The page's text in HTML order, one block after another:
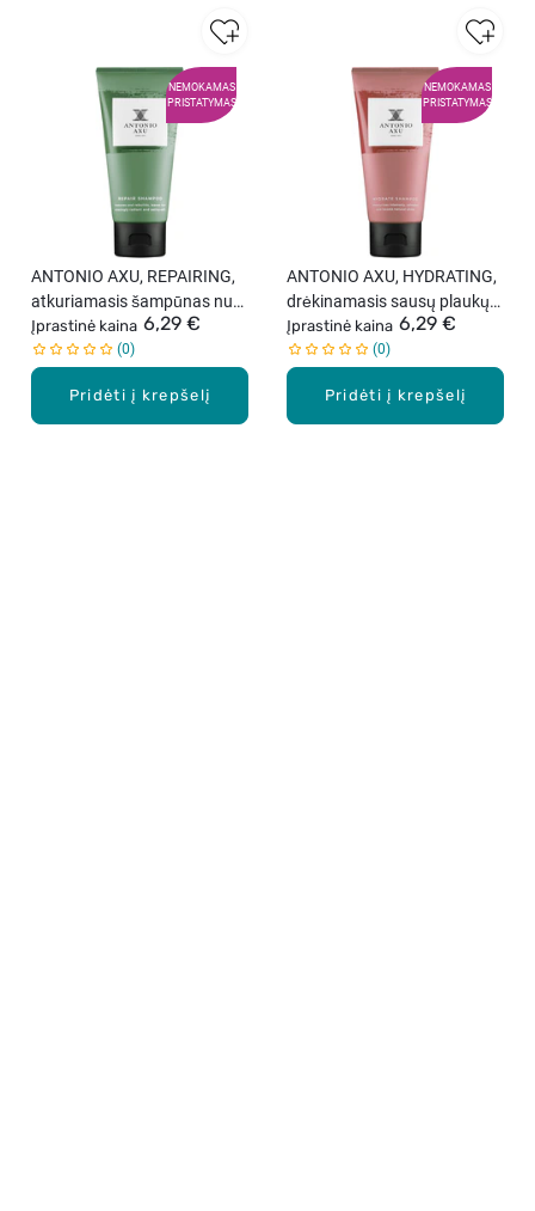
NEMOKAMAS
PRISTATYMAS
Pridėti į krepšelį
ANTONIO AXU, REPAIRING,
atkuriamasis šampūnas nuo
plaukų lūžinėjimo, 60 ml.
Įprastinė kaina 6,29 €
0
NEMOKAMAS
PRISTATYMAS
Pridėti į krepšelį
ANTONIO AXU, HYDRATING,
drėkinamasis sausų plaukų
šampūnas, 60 ml.
Įprastinė kaina 6,29 €
0